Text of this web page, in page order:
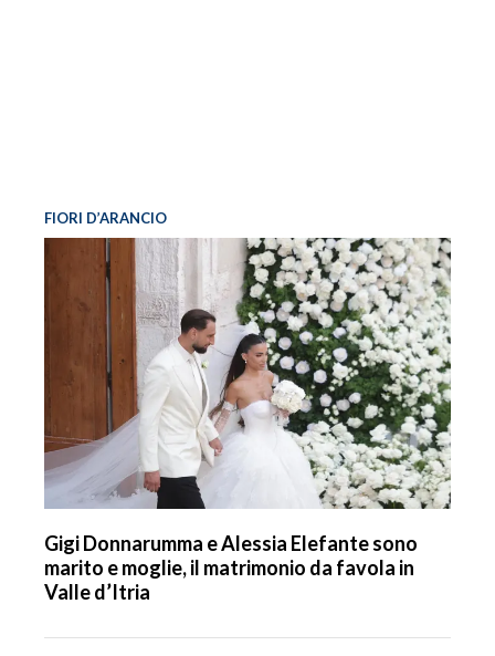
FIORI D’ARANCIO
Gigi Donnarumma e Alessia Elefante sono
marito e moglie, il matrimonio da favola in
Valle d’Itria